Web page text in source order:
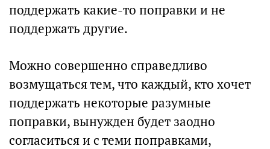
поддержать какие-то поправки и не
поддержать другие.
Можно совершенно справедливо
возмущаться тем, что каждый, кто хочет
поддержать некоторые разумные
поправки, вынужден будет заодно
согласиться и с теми поправками,